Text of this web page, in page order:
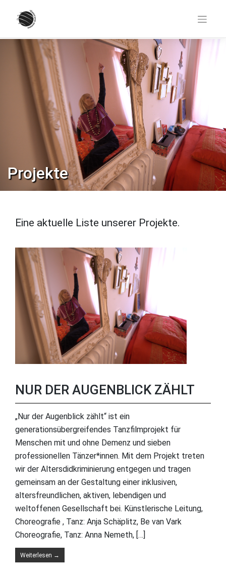
springen
Projekte
Eine aktuelle Liste unserer Projekte.
NUR DER AUGENBLICK ZÄHLT
„Nur der Augenblick zählt“ ist ein
generationsübergreifendes Tanzfilmprojekt für
Menschen mit und ohne Demenz und sieben
professionellen Tänzer*innen. Mit dem Projekt treten
wir der Altersdidkriminierung entgegen und tragen
gemeinsam an der Gestaltung einer inklusiven,
altersfreundlichen, aktiven, lebendigen und
weltoffenen Gesellschaft bei. Künstlerische Leitung,
Choreografie , Tanz: Anja Schäplitz, Be van Vark
Choreografie, Tanz: Anna Nemeth, […]
Weiterlesen →